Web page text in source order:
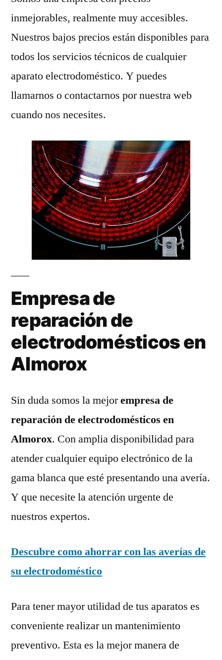
inmejorables, realmente muy accesibles.
Nuestros bajos precios están disponibles para
todos los servicios técnicos de cualquier
aparato electrodoméstico. Y puedes
llamarnos o contactarnos por nuestra web
cuando nos necesites.
Empresa de
reparación de
electrodomésticos en
Almorox
Sin duda somos la mejorempresa de
reparación de electrodomésticos en
Almorox. Con amplia disponibilidad para
atender cualquier equipo electrónico de la
gama blanca que esté presentando una avería.
Y que necesite la atención urgente de
nuestros expertos.
Descubre como ahorrar con las averías de
su electrodoméstico
Para tener mayor utilidad de tus aparatos es
conveniente realizar un mantenimiento
preventivo. Esta es la mejor manera de